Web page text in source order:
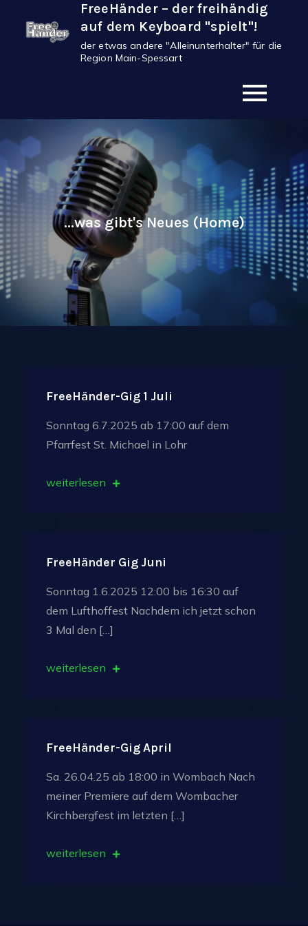
FreeHänder – der freihändig
auf dem Keyboard "spielt"!
der etwas andere "Alleinunterhalter" für die
Region Main-Spessart
...was gibt's Neues (Home)
FreeHänder-Gig 1 Juli
Sonntag 6.7.2025 ab 17:00 auf dem
Pfarrfest St. Michael in Lohr
weiterlesen
FreeHänder Gig Juni
Sonntag 1.6.2025 12:00 bis 16:30 auf
dem Lufthoffest Nachdem ich jetzt schon
3 Mal den […]
weiterlesen
FreeHänder-Gig April
Sa. 26.04.25 ab 18:00 in Wombach Nach
meiner Premiere auf dem Wombacher
Kirchbergfest im letzten […]
weiterlesen